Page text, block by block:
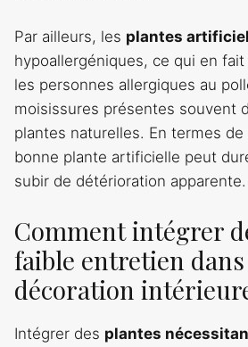
Par ailleurs, les plantes
hypoallergéniques, ce qui en
les personnes allergiques au
moisissures présentes souvent
plantes naturelles. En termes
bonne plante artificielle peut
subir de détérioration apparente.
Comment intégrer
faible entretien
décoration
Intégrer des plantes